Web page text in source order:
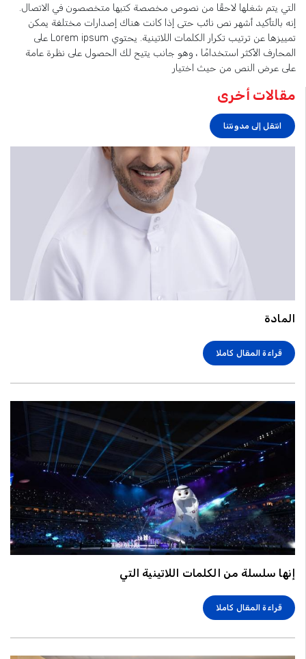
التي يتم شغلها لاحقًا من نصوص مخصصة كتبها متخصصون في الاتصال.
إنه بالتأكيد أشهر نص نائب حتى إذا كانت هناك إصدارات مختلفة يمكن
تمييزها عن ترتيب تكرار الكلمات اللاتينية. يحتوي Lorem ipsum على
المحارف الأكثر استخدامًا ، وهو جانب يتيح لك الحصول على نظرة عامة
على عرض النص من حيث اختيار
مقالات أخرى
انتقل إلى مدونتنا
المادة
قراءة المقال كاملا
إنها سلسلة من الكلمات اللاتينية التي
قراءة المقال كاملا